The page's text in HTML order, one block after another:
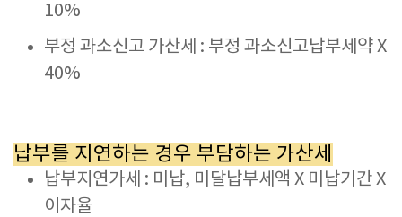
10%
부정 과소신고 가산세 : 부정 과소신고납부세약 X
40%
납부를 지연하는 경우 부담하는 가산세
납부지연가세 : 미납, 미달납부세액 X 미납기간 X
이자율